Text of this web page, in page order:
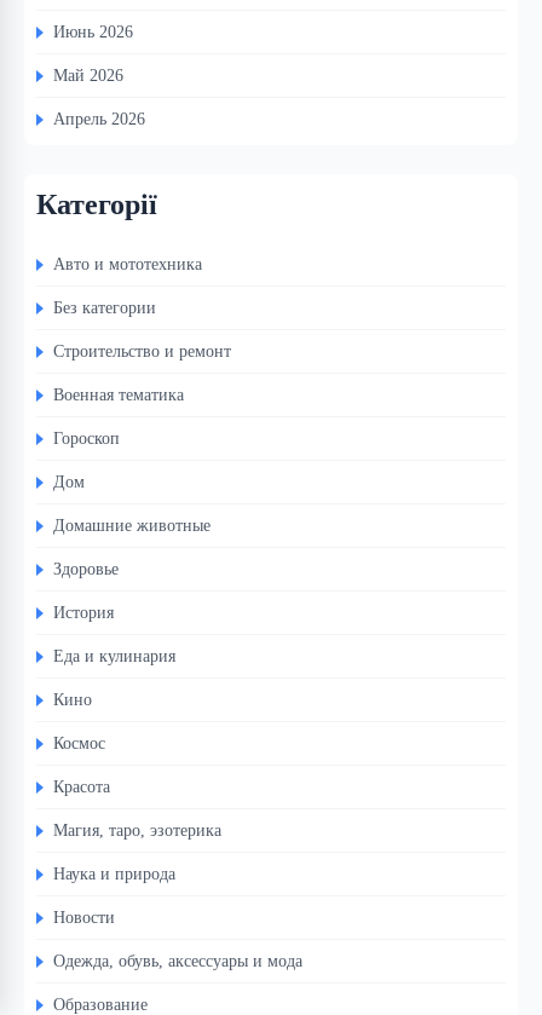
Июнь 2026
Май 2026
Апрель 2026
Категорії
Авто и мототехника
Без категории
Строительство и ремонт
Военная тематика
Гороскоп
Дом
Домашние животные
Здоровье
История
Еда и кулинария
Кино
Космос
Красота
Магия, таро, эзотерика
Наука и природа
Новости
Одежда, обувь, аксессуары и мода
Образование